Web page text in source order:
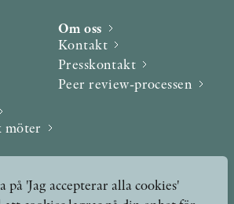
möter
Om oss
Kontakt
Presskontakt
Peer review-processen
'Jag accepterar alla cookies'